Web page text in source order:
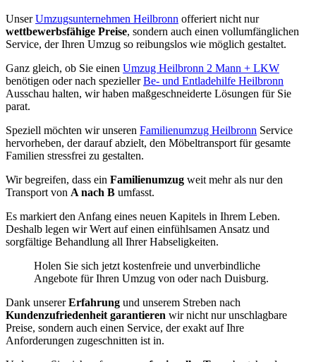
UnserUmzugsunternehmen Heilbronn offeriert nicht nur
wettbewerbsfähige Preise, sondern auch einen vollumfänglichen
Service, der Ihren Umzug so reibungslos wie möglich gestaltet.
Ganz gleich, ob Sie einen Umzug Heilbronn 2 Mann + LKW
benötigen oder nach speziellerBe- und Entladehilfe Heilbronn
Ausschau halten, wir haben maßgeschneiderte Lösungen für Sie
parat.
Speziell möchten wir unseren Familienumzug Heilbronn Service
hervorheben, der darauf abzielt, den Möbeltransport für gesamte
Familien stressfrei zu gestalten.
Wir begreifen, dass ein Familienumzug weit mehr als nur den
Transport von A nach B umfasst.
Es markiert den Anfang eines neuen Kapitels in Ihrem Leben.
Deshalb legen wir Wert auf einen einfühlsamen Ansatz und
sorgfältige Behandlung all Ihrer Habseligkeiten.
Holen Sie sich jetzt kostenfreie und unverbindliche
Angebote für Ihren Umzug von oder nach Duisburg.
Dank unsererErfahrung und unserem Streben nach
Kundenzufriedenheit garantieren wir nicht nur unschlagbare
Preise, sondern auch einen Service, der exakt auf Ihre
Anforderungen zugeschnitten ist in.